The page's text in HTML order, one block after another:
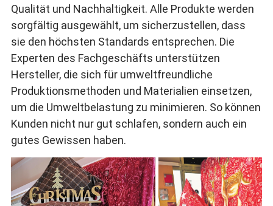
Qualität und Nachhaltigkeit. Alle Produkte werden
sorgfältig ausgewählt, um sicherzustellen, dass
sie den höchsten Standards entsprechen. Die
Experten des Fachgeschäfts unterstützen
Hersteller, die sich für umweltfreundliche
Produktionsmethoden und Materialien einsetzen,
um die Umweltbelastung zu minimieren. So können
Kunden nicht nur gut schlafen, sondern auch ein
gutes Gewissen haben.
In der Seestraße 9 werden die
Kundinnen und Kunden auf
Weihnachten eingestimmt.
Das Rehkitz ist immer
ein beliebter Hingucker.